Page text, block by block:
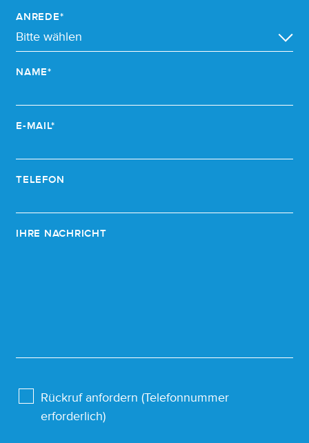
ANREDE*
NAME*
E-MAIL*
TELEFON
IHRE NACHRICHT
Rückruf anfordern (Telefonnummer
erforderlich)